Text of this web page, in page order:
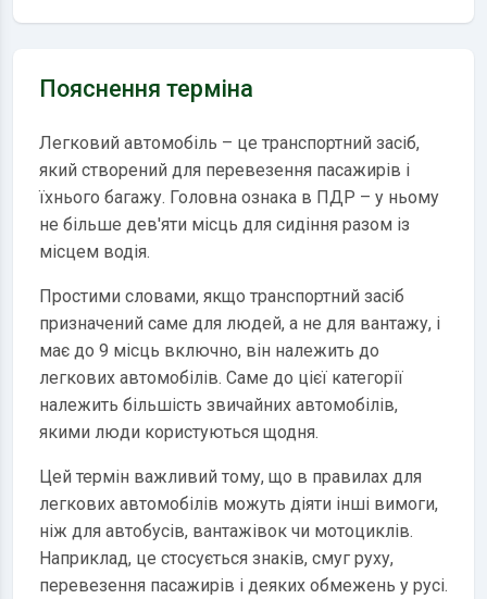
Пояснення терміна
Легковий автомобіль – це транспортний засіб,
який створений для перевезення пасажирів і
їхнього багажу. Головна ознака в ПДР – у ньому
не більше дев'яти місць для сидіння разом із
місцем водія.
Простими словами, якщо транспортний засіб
призначений саме для людей, а не для вантажу, і
має до 9 місць включно, він належить до
легкових автомобілів. Саме до цієї категорії
належить більшість звичайних автомобілів,
якими люди користуються щодня.
Цей термін важливий тому, що в правилах для
легкових автомобілів можуть діяти інші вимоги,
ніж для автобусів, вантажівок чи мотоциклів.
Наприклад, це стосується знаків, смуг руху,
перевезення пасажирів і деяких обмежень у русі.